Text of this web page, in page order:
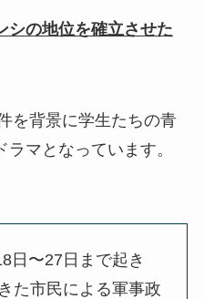
シの地位を確立させた
を背景に学生たちの青
マとなっています。
日〜27日まで起き
た市民による軍事政